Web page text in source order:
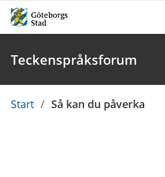
Teckenspråksforum
Du
Start / Så kan du påverka